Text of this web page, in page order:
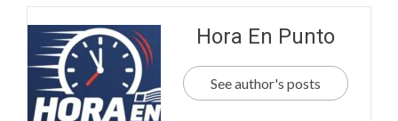
Hora En Punto
See author's posts